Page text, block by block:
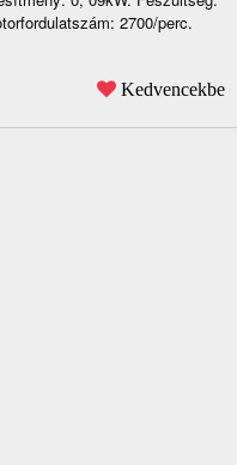
2700/perc.
Kedvencekbe